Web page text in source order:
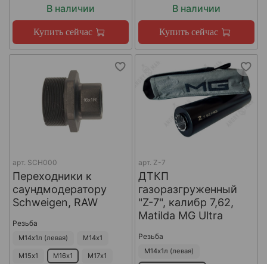
В наличии
Купить сейчас
В наличии
Купить сейчас
арт. SCH000
Переходники к
саундмодератору
Schweigen, RAW
Резьба
М14х1л (левая) М14х1
М15х1 М16х1 М17х1
арт. Z-7
ДТКП
газоразгруженный
"Z-7", калибр 7,62,
Matilda MG Ultra
Резьба
М14х1л (левая)